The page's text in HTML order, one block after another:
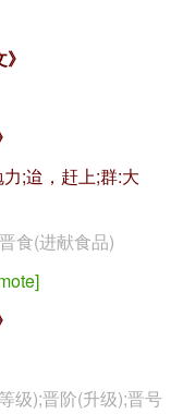
;迨，赶上;群:大
食(进献食品)
级);晋阶(升级);晋号